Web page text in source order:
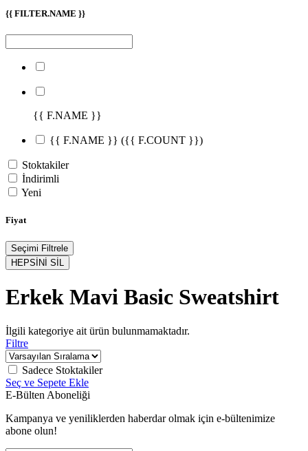
{{ FILTER.NAME }}
{{ F.NAME }}
{{ F.NAME }} ({{ F.COUNT }})
Stoktakiler
İndirimli
Yeni
Fiyat
Seçimi Filtrele
HEPSİNİ SİL
Erkek Mavi Basic Sweatshirt
İlgili kategoriye ait ürün bulunmamaktadır.
Filtre
Sadece Stoktakiler
Seç ve Sepete Ekle
E-Bülten Aboneliği
Kampanya ve yeniliklerden haberdar olmak için e-bültenimize
abone olun!